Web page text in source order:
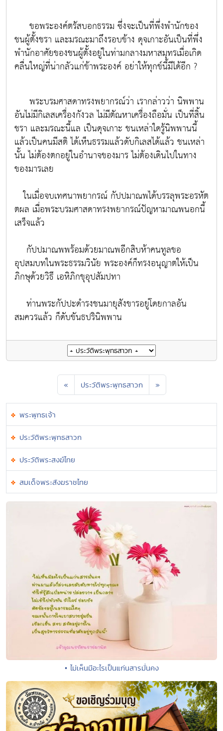
ขอพระองค์ตรัสบอกธรรม ซึ่งจะเป็นที่พึ่งพำนักของ
ชนผู้ตั้งชรา และมรณะมาถึงรอบข้าง ดุจเกาะอันเป็นที่พึ่ง
พำนักอาศัยของชนผู้ตั้งอยู่ในท่ามกลางมหาสมุทรเมื่อเกิด
คลื่นใหญ่ที่น่ากลัวแก่ข้าพระองค์ อย่าให้ทุกข์นี้มีได้อีก ?
พระบรมศาสดาทรงพยากรณ์ว่า เรากล่าวว่า นิพพาน
อันไม่มีกิเลสเครื่องกังวล ไม่มีตัณหาเครื่องถือมั่น เป็นที่สิ้น
ชรา และมรณะนี้แล เป็นดุจเกาะ ชนเหล่าใดรู้นิพพานนี้
แล้วเป็นคนมีสติ ได้เห็นธรรมแล้วดับกิเลสได้แล้ว ชนเหล่า
นั้น ไม่ต้องตกอยู่ในอำนาจของมาร ไม่ต้องเดินไปในทาง
ของมารเลย
ในเมื่อจบเทศนาพยากรณ์ กัปปมาณพได้บรรลุพระอรหัต
ตผล เมื่อพระบรมศาสดาทรงพยากรณ์ปัญหามาณพนอกนี้
เสร็จแล้ว
กัปปมาณพพร้อมด้วยมาณพอีกสิบห้าคนทูลขอ
อุปสมบทในพระธรรมวินัย พระองค์ก็ทรงอนุญาตให้เป็น
ภิกษุด้วยวิธี เอหิภิกขุอุปสัมปทา
ท่านพระกัปปะดำรงชนมายุสังขารอยู่โดยกาลอัน
สมควรแล้ว ก็ดับขันธปรินิพพาน
« ประวัติพระพุทธสาวก »
พระพุทธเจ้า
ประวัติพระพุทธสาวก
ประวัติพระสงฆ์ไทย
สมเด็จพระสังฆราชไทย
• ไม่เห็นมีอะไรเป็นแก่นสารมั่นคง